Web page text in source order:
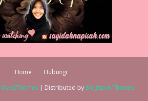
Home
Hubungi
Way2Themes | Distributed by Blogspot Themes